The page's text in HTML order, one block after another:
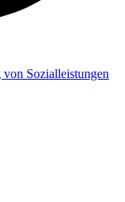
Sozialleistungen